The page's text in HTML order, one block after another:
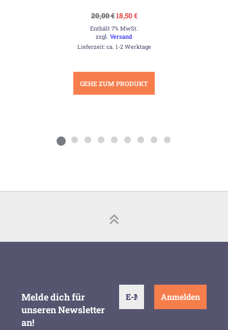
20,00€Ursprünglicher
Preis
war:
20,00 €
18,50€Aktueller
ist:
Enthält 7% MwSt.
zzgl.Versand
Lieferzeit: ca. 1-2 Werktage
GEHE ZUM PRODUKT
Melde dich für
unseren Newsletter
an!